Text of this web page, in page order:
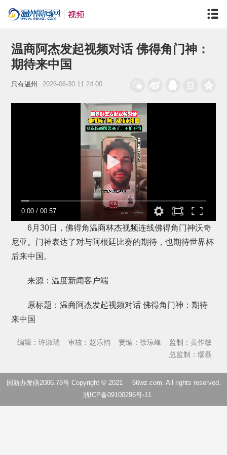
温商阿杰发起视频对话 佛得角门神：
期待来中国
只有温州 2026-06-30 11:24:00
0:00 /00:57
6月30日，佛得角温商林杰视频连线佛得角门神沃奇
尼亚。门神表达了对与阿根廷比赛的期待，也期待世界杯
后来中国。
来源：温度新闻客户端
原标题：温商阿杰发起视频对话 佛得角门神：期待
来中国
编辑：许淑瑞 审核：赵乐韵 责编：徐琼峰
监制：黄作敏
总监制：缪磊
国新办发函2006.78号 Copyright © 2021 66wz.com. All rights reserved.
浙ICP备09100296号-11